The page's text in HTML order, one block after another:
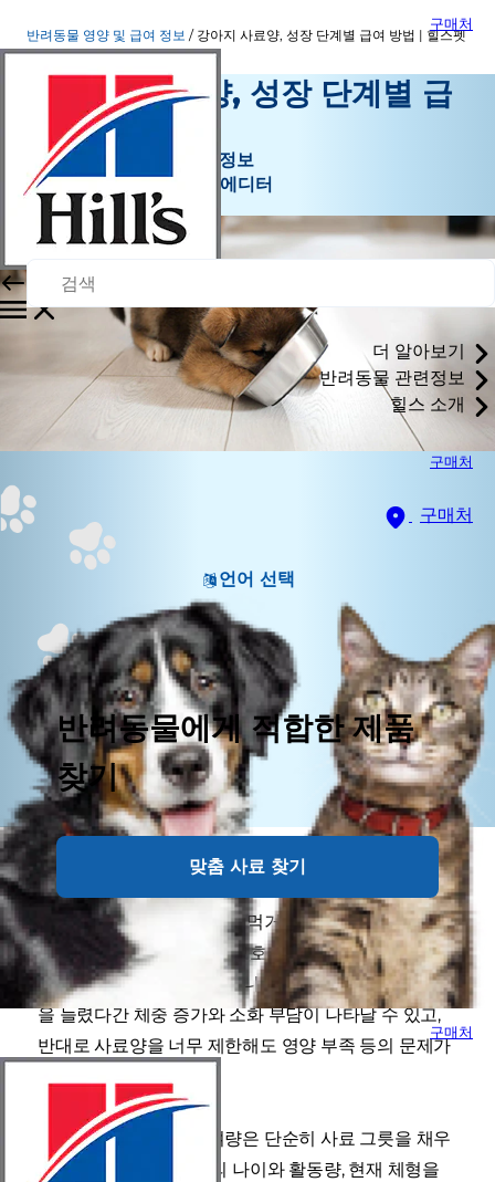
구매처
더 알아보기
반려동물 관련정보
힐스 소개
구매처
구매처
언어 선택
반려동물에게 적합한 제품
찾기
맞춤 사료 찾기
구매처
반려동물 영양 및 급여 정보 강아지 사료양, 성장 단계별 급여 방법 | 힐스펫
강아지 사료양, 성장 단계별 급
여 방법
반려동물 영양 및 급여 정보
효니 | 반려동물 콘텐츠 에디터
반려견이 사료를 너무 빨리 먹거나 식사 후에도 배고파
하는 모습을 계속 보이면, 보호자는 사료양이 부족한 건
아닌지 고민할 수밖에 없습니다. 그러나 무작정 급여량
을 늘렸다간 체중 증가와 소화 부담이 나타날 수 있고,
반대로 사료양을 너무 제한해도 영양 부족 등의 문제가
따라서 강아지 사료 급여량은 단순히 사료 그릇을 채우
는 양이 아니라, 강아지의 나이와 활동량, 현재 체형을